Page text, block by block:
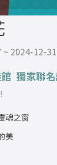
2024-12-31
獨家聯名
魂之窗
美